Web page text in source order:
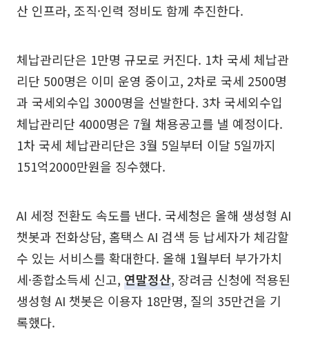
산 인프라, 조직·인력 정비도 함께 추진한다.
체납관리단은 1만명 규모로 커진다. 1차 국세 체납관
리단 500명은 이미 운영 중이고, 2차로 국세 2500명
과 국세외수입 3000명을 선발한다. 3차 국세외수입
체납관리단 4000명은 7월 채용공고를 낼 예정이다.
1차 국세 체납관리단은 3월 5일부터 이달 5일까지
151억2000만원을 징수했다.
AI 세정 전환도 속도를 낸다. 국세청은 올해 생성형 AI
챗봇과 전화상담, 홈택스 AI 검색 등 납세자가 체감할
수 있는 서비스를 확대한다. 올해 1월부터 부가가치
세·종합소득세 신고, 연말정산, 장려금 신청에 적용된
생성형 AI 챗봇은 이용자 18만명, 질의 35만건을 기
록했다.